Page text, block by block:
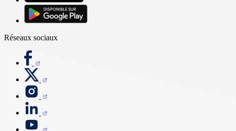
Réseaux sociaux